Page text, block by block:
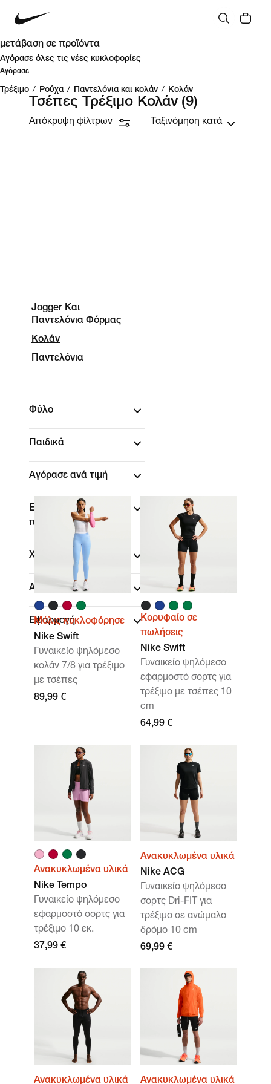
μετάβαση σε προϊόντα
Αγόρασε όλες τις νέες κυκλοφορίες
Αγόρασε
Τρέξιμο / Ρούχα / Παντελόνια και κολάν / Κολάν
Τσέπες Τρέξιμο Κολάν (9)
Απόκρυψη φίλτρων Ταξινόμηση κατά
Jogger Και
Παντελόνια Φόρμας
Κολάν
Παντελόνια
Φύλο
Παιδικά
Αγόρασε ανά τιμή
Εκπτώσεις και
προσφορές
Χρώμα
Αθλήματα(1)
Εφαρμογή
Μόλις κυκλοφόρησε
Nike Swift
Γυναικείο ψηλόμεσο
κολάν 7/8 για τρέξιμο
με τσέπες
89,99 €
Κορυφαίο σε
πωλήσεις
Nike Swift
Γυναικείο ψηλόμεσο
εφαρμοστό σορτς για
τρέξιμο με τσέπες 10
cm
64,99 €
Ανακυκλωμένα υλικά
Nike Tempo
Γυναικείο ψηλόμεσο
εφαρμοστό σορτς για
τρέξιμο 10 εκ.
37,99 €
Ανακυκλωμένα υλικά
Nike ACG
Γυναικείο ψηλόμεσο
σορτς Dri-FIT για
τρέξιμο σε ανώμαλο
δρόμο 10 cm
69,99 €
Ανακυκλωμένα υλικά Ανακυκλωμένα υλικά